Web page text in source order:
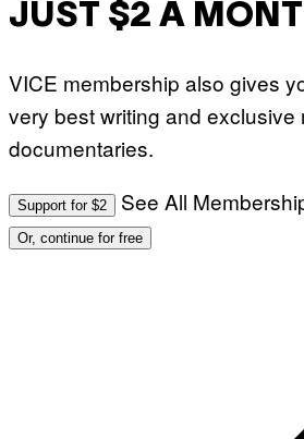
JUST $2 A
VICE membership also gives
very best writing and exclusive
documentaries.
Support for $2 See All
Or, continue for free